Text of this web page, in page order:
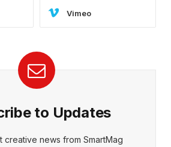
Vimeo
to Updates
creative news from SmartMag